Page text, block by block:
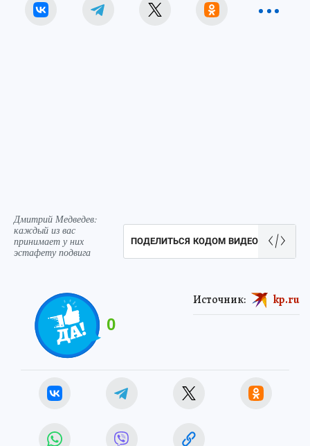
Дмитрий Медведев:
каждый из вас
принимает у них
эстафету подвига
ПОДЕЛИТЬСЯ КОДОМ ВИДЕО
0
Источник: kp.ru